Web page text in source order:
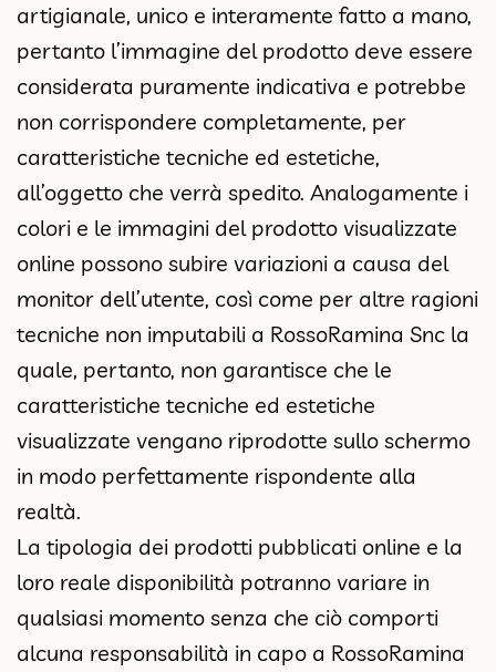
artigianale, unico e interamente fatto a mano,
pertanto l’immagine del prodotto deve essere
considerata puramente indicativa e potrebbe
non corrispondere completamente, per
caratteristiche tecniche ed estetiche,
all’oggetto che verrà spedito. Analogamente i
colori e le immagini del prodotto visualizzate
online possono subire variazioni a causa del
monitor dell’utente, così come per altre ragioni
tecniche non imputabili a RossoRamina Snc la
quale, pertanto, non garantisce che le
caratteristiche tecniche ed estetiche
visualizzate vengano riprodotte sullo schermo
in modo perfettamente rispondente alla
realtà.
La tipologia dei prodotti pubblicati online e la
loro reale disponibilità potranno variare in
qualsiasi momento senza che ciò comporti
alcuna responsabilità in capo a RossoRamina